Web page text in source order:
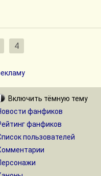
4
Включить тёмную тему
фанфиков
фанфиков
пользователей